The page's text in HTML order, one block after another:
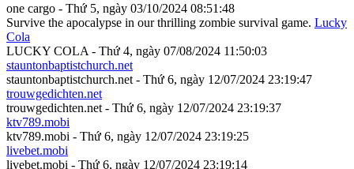
one cargo - Thứ 5, ngày 03/10/2024 08:51:48
Survive the apocalypse in our thrilling zombie survival game. Lucky
Cola
LUCKY COLA - Thứ 4, ngày 07/08/2024 11:50:03
stauntonbaptistchurch.net
stauntonbaptistchurch.net - Thứ 6, ngày 12/07/2024 23:19:47
trouwgedichten.net
trouwgedichten.net - Thứ 6, ngày 12/07/2024 23:19:37
ktv789.mobi
ktv789.mobi - Thứ 6, ngày 12/07/2024 23:19:25
livebet.mobi
livebet.mobi - Thứ 6, ngày 12/07/2024 23:19:14